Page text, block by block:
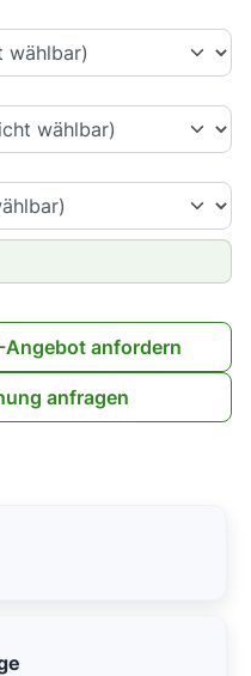
Angebot anfordern
anfragen